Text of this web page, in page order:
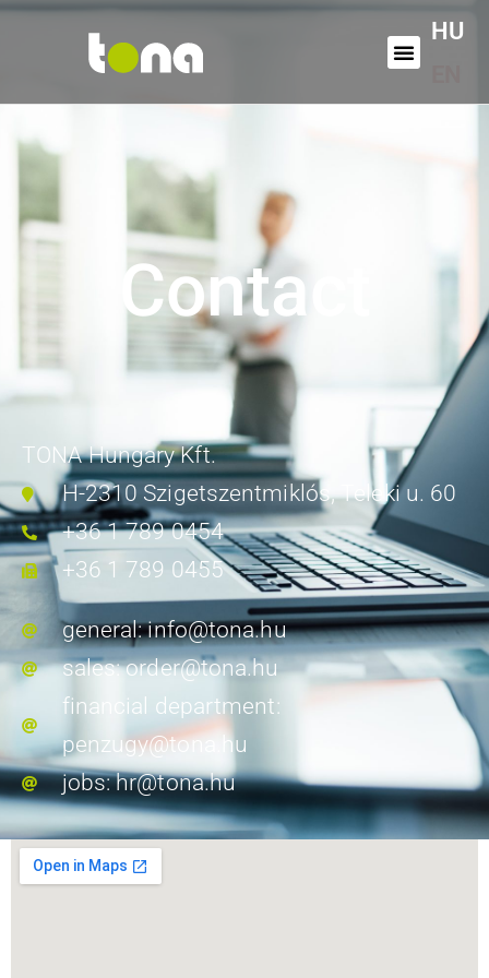
HU
Contact
TONA Hungary Kft.
H-2310 Szigetszentmiklós, Teleki u. 60
+36 1 789 0454
+36 1 789 0455
general: info@tona.hu
sales: order@tona.hu
financial department:
penzugy@tona.hu
jobs: hr@tona.hu